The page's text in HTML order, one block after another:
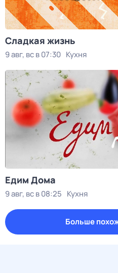
Сладкая жизнь
9 авг, вс в 07:30 Кухня
Едим Дома
9 авг, вс в 08:25 Кухня
Больше